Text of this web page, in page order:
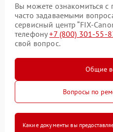
Вы можете ознакомиться
часто задаваемыми
сервисный центр “FIX-
телефону+7 (800) 301-55-
свой вопрос.
Общие
Вопросы по
Какие документы вы